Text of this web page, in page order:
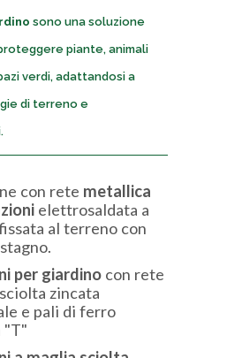
sono una soluzione
piante, animali
verdi, adattandosi a
di terreno e
con rete metallica
elettrosaldata a
al terreno con
per giardino con rete
zincata
e pali di ferro
"T"